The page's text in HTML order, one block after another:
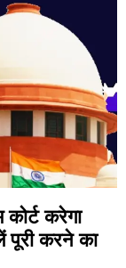
कोर्ट करेगा
पूरी करने का